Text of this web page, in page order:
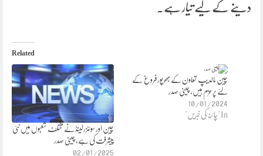
دینے کے لیے تیار ہے۔
Related
چین اور سوئٹزرلینڈ نے مختلف شعبوں میں نئی
پیشرفت کی ہے، چینی صدر
02/01/2025
چین مالدیپ تعاون کے بھرپورفروغ کے
لئے پرعزم ہیں، چینی صدر
10/01/2024
In "چائنہ کی خبریں"